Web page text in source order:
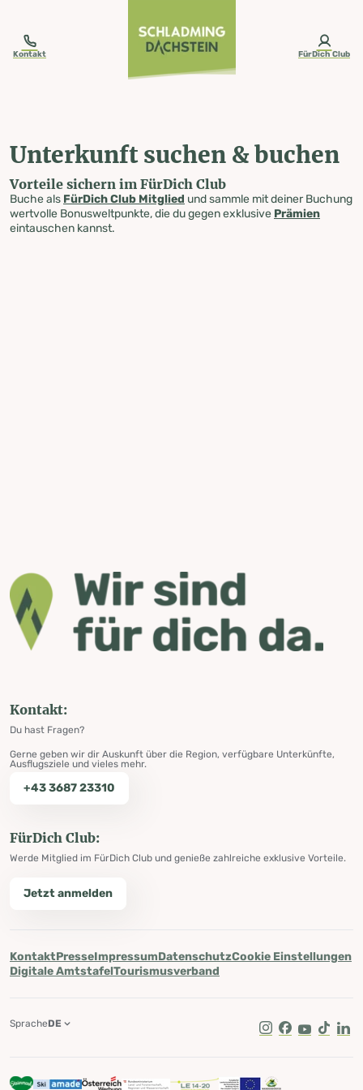
Kontakt FürDich Club
Unterkunft suchen & buchen
Vorteile sichern im FürDich Club
Buche als FürDich Club Mitglied und sammle mit deiner Buchung
wertvolle Bonusweltpunkte, die du gegen exklusive Prämien
eintauschen kannst.
Kontakt:
Du hast Fragen?
Gerne geben wir dir Auskunft über die Region, verfügbare Unterkünfte,
Ausflugsziele und vieles mehr.
+43 3687 23310
FürDich Club:
Werde Mitglied im FürDich Club und genieße zahlreiche exklusive Vorteile.
Jetzt anmelden
KontaktPresseImpressumDatenschutzCookie Einstellungen
Digitale AmtstafelTourismusverband
Instagram
Facebook
Youtube
Tik Tok
SpracheDE